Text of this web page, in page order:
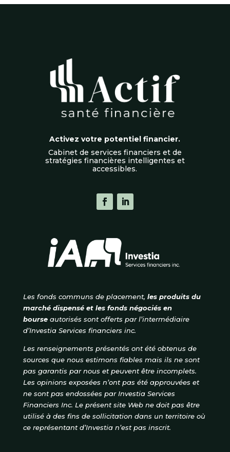
Activez votre potentiel financier.
Cabinet de services financiers et de
stratégies financières intelligentes et
accessibles.
Les fonds communs de placement, les produits du
marché dispensé et les fonds négociés en
bourseautorisés sont offerts par l’intermédiaire
d’Investia Services financiers inc.
Les renseignements présentés ont été obtenus de
sources que nous estimons fiables mais ils ne sont
pas garantis par nous et peuvent être incomplets.
Les opinions exposées n’ont pas été approuvées et
ne sont pas endossées par Investia Services
Financiers Inc. Le présent site Web ne doit pas être
utilisé à des fins de sollicitation dans un territoire où
ce représentant d’Investia n’est pas inscrit.